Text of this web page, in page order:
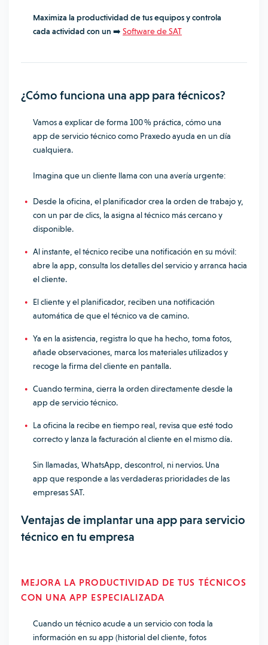
Maximiza la productividad de tus equipos y controla
cada actividad con un ➡️ Software deSAT
¿Cómo funciona una app para técnicos?
Vamos a explicar de forma 100 % práctica, cómo una
app de servicio técnico como Praxedo ayuda en un día
cualquiera.
Imagina que un cliente llama con una avería urgente:
Desde la oficina, el planificador crea la orden de trabajo y,
con un par de clics, la asigna al técnico más cercano y
disponible.
Al instante, el técnico recibe una notificación en su móvil:
abre la app, consulta los detalles del servicio y arranca hacia
el cliente.
El cliente y el planificador, reciben una notificación
automática de que el técnico va de camino.
Ya en la asistencia, registra lo que ha hecho, toma fotos,
añade observaciones, marca los materiales utilizados y
recoge la firma del cliente en pantalla.
Cuando termina, cierra la orden directamente desde la
app de servicio técnico.
La oficina la recibe en tiempo real, revisa que esté todo
correcto y lanza la facturación al cliente en el mismo día.
Sin llamadas, WhatsApp, descontrol, ni nervios. Una
app que responde a las verdaderas prioridades de las
empresas SAT.
Ventajas de implantar una app para servicio
técnico en tu empresa
MEJORA LA PRODUCTIVIDAD DE TUS TÉCNICOS
CON UNA APP ESPECIALIZADA
Cuando un técnico acude a un servicio con toda la
información en su app (historial del cliente, fotos